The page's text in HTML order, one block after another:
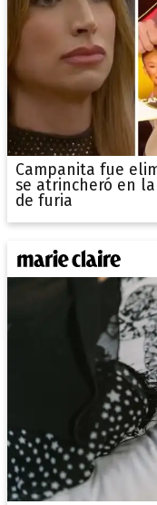
Campanita fue
se atrincheró en
de furia